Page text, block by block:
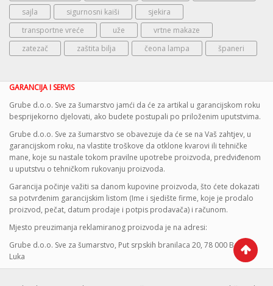
sajla
sigurnosni kaiši
sjekira
transportne vreće
uže
vrtne makaze
zatezač
zaštita bilja čeona lampa španeri
GARANCIJA I SERVIS
Grube d.o.o. Sve za šumarstvo jamći da će za artikal u garancijskom roku
besprijekorno djelovati, ako budete postupali po priloženim uputstvima.
Grube d.o.o. Sve za šumarstvo se obavezuje da će se na Vaš zahtjev, u
garancijskom roku, na vlastite troškove da otklone kvarovi ili tehničke
mane, koje su nastale tokom pravilne upotrebe proizvoda, predviđenom
u uputstvu o tehničkom rukovanju proizvoda.
Garancija počinje važiti sa danom kupovine proizvoda, što ćete dokazati
sa potvrđenim garancijskim listom (Ime i sjedište firme, koje je prodalo
proizvod, pečat, datum prodaje i potpis prodavača) i računom.
Mjesto preuzimanja reklamiranog proizvoda je na adresi:
Grube d.o.o. Sve za šumarstvo, Put srpskih branilaca 20, 78 000 Banja
Luka